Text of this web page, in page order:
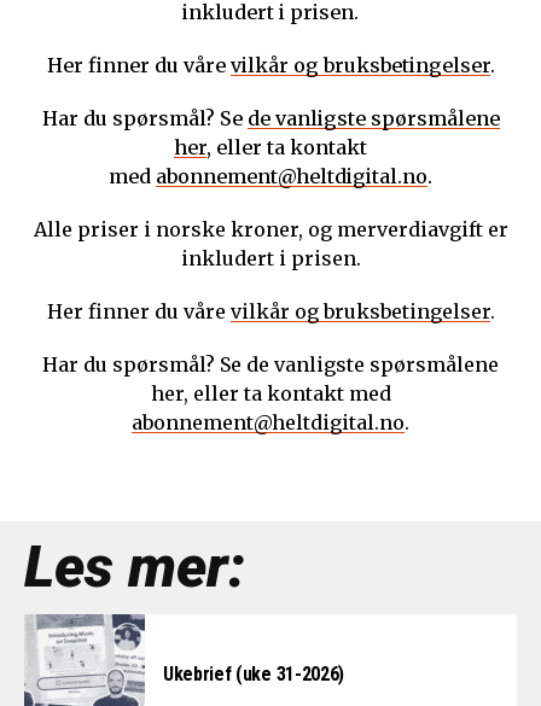
inkludert i prisen.
Her finner du våre vilkår og bruksbetingelser.
Har du spørsmål? Se de vanligste spørsmålene
her, eller ta kontakt
med abonnement@heltdigital.no.
Alle priser i norske kroner, og merverdiavgift er
inkludert i prisen.
Her finner du våre vilkår og bruksbetingelser.
Har du spørsmål? Se de vanligste spørsmålene
her, eller ta kontakt med
abonnement@heltdigital.no.
Les mer:
Ukebrief (uke 31-2026)